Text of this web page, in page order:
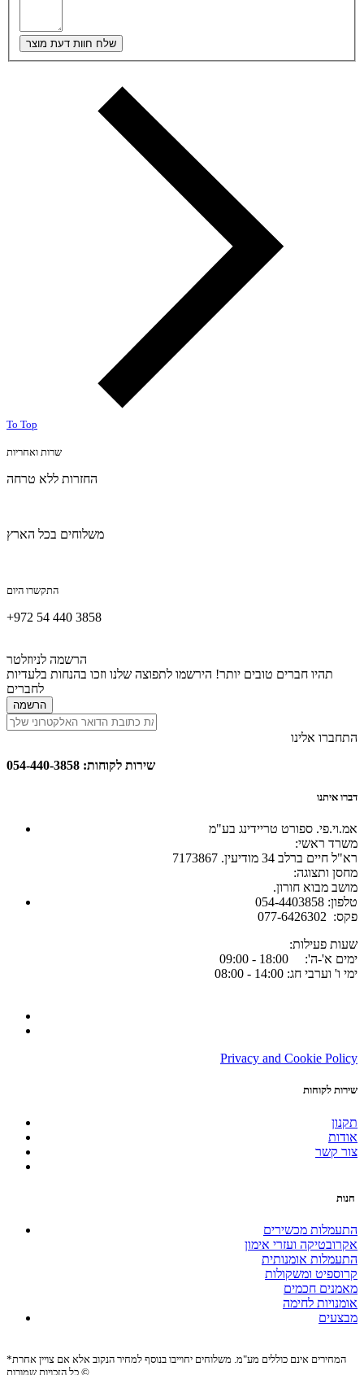
שלח חוות דעת מוצר
To Top
שרות ואחריות
החזרות ללא טרחה
משלוחים בכל הארץ
התקשרו היום
+972 54 440 3858
הרשמה לניוזלטר
תהיו חברים טובים יותר! הירשמו לתפוצה שלנו וזכו בהנחות בלעדיות
לחברים
הרשמה
התחברו אלינו
שירות לקוחות: 054-440-3858
דברו איתנו
אמ.וי.פי. ספורט טריידינג בע"מ
:משרד ראשי
רא"ל חיים ברלב 34 מודיעין. 7173867
:מחסן ותצוגה
.מושב מבוא חורון
054-4403858 :טלפון
077-6426302 :פקס
:שעות פעילות
ימים א'-ה': 18:00 - 09:00
ימי ו' וערבי חג: 14:00 - 08:00
Privacy and Cookie Policy
שירות לקוחות
תקנון
אודות
צור קשר
התעמלות מכשירים
אקרובטיקה ועזרי אימון
התעמלות אומנותית
קרוספיט ומשקולות
מאמנים חכמים
אומנויות לחימה
מבצעים
*המחירים אינם כוללים מע"מ. משלוחים יחוייבו בנוסף למחיר הנקוב אלא אם צויין אחרת
כל הזכויות שמורות ©